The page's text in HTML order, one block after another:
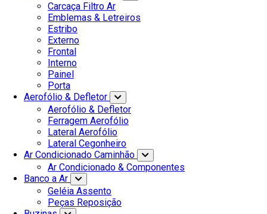
Carcaça Filtro Ar
Emblemas & Letreiros
Estribo
Externo
Frontal
Interno
Painel
Porta
Aerofólio & Defletor
Aerofólio & Defletor
Ferragem Aerofólio
Lateral Aerofólio
Lateral Cegonheiro
Ar Condicionado Caminhão
Ar Condicionado & Componentes
Banco a Ar
Geléia Assento
Peças Reposição